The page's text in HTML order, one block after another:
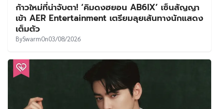
ก้าวใหม่ที่น่าจับตา! ‘คิมดงฮยอน AB6IX’ เซ็นสัญญา
เข้า AER Entertainment เตรียมลุยเส้นทางนักแสดง
เต็มตัว
BySwarmOn03/08/2026